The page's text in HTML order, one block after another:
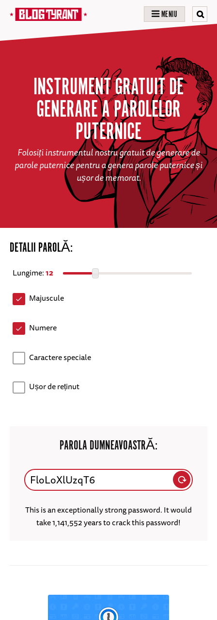
MENIU
INSTRUMENT GRATUIT DE
GENERARE A PAROLELOR
PUTERNICE
Folosiți instrumentul nostru gratuit de generare de
parole puternice pentru a genera parole puternice și
ușor de memorat.
DETALII PAROLĂ:
Lungime:12
Majuscule
Numere
Caractere speciale
Ușor de reținut
PAROLA DUMNEAVOASTRĂ:
This is an exceptionally strong password. It would
take 1,141,552 years to crack this password!